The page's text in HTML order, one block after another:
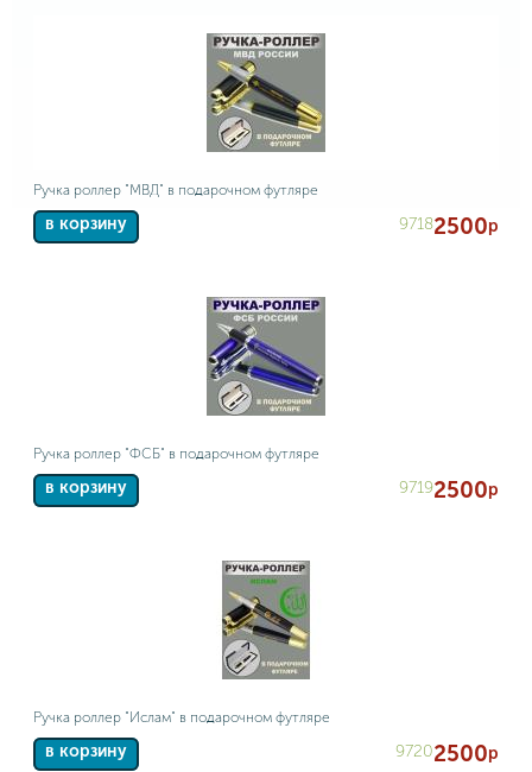
Ручка роллер "МВД" в подарочном футляре
в корзину 97182500р
Ручка роллер "ФСБ" в подарочном футляре
в корзину 97192500р
Ручка роллер "Ислам" в подарочном футляре
в корзину 97202500р